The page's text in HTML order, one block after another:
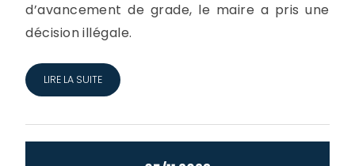
d’avancement de grade, le maire a pris une
décision illégale.
LIRE LA SUITE